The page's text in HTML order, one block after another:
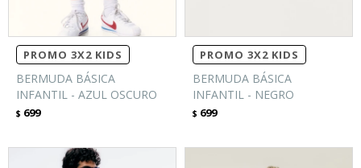
PROMO 3X2 KIDS
BERMUDA BÁSICA
INFANTIL - AZUL OSCURO
$ 699
PROMO 3X2 KIDS
BERMUDA BÁSICA
INFANTIL - NEGRO
$ 699